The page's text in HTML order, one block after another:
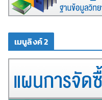
เมนูลิงค์ 2